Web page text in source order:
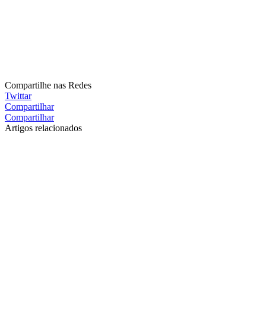
Compartilhe nas Redes
Twittar
Compartilhar
Compartilhar
Artigos relacionados